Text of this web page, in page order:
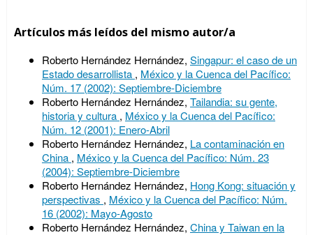
Artículos más leídos del mismo autor/a
Roberto Hernández Hernández, Singapur: el caso de un
Estado desarrollista , México y la Cuenca del Pacífico:
Núm. 17 (2002): Septiembre-Diciembre
Roberto Hernández Hernández, Tailandia: su gente,
historia y cultura , México y la Cuenca del Pacífico:
Núm. 12 (2001): Enero-Abril
Roberto Hernández Hernández, La contaminación en
China , México y la Cuenca del Pacífico: Núm. 23
(2004): Septiembre-Diciembre
Roberto Hernández Hernández, Hong Kong: situación y
perspectivas , México y la Cuenca del Pacífico: Núm.
16 (2002): Mayo-Agosto
Roberto Hernández Hernández, China y Taiwan en la